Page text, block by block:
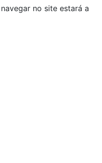
no site estará a